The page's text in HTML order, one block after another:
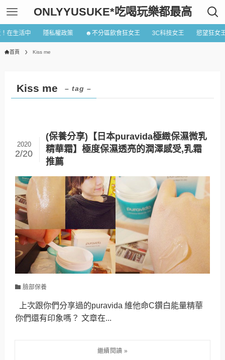
ONLYYUSUKE*吃喝玩樂都最高
在生活中 隱私權政策 ☻不分區飲食狂女王 3C科技女王 慾望狂女
首頁 Kiss me
Kiss me – tag –
(保養分享)【日本puravida極緻保濕微乳
精華霜】極度保濕透亮的潤澤感受,乳霜
推薦
2020
2/20
臉部保養
上次跟你們分享過的puravida 維他命C鑽白能量精華
你們還有印象嗎？ 文章在...